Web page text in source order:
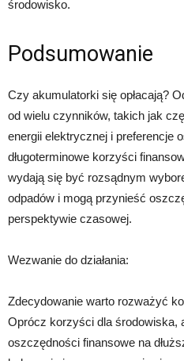
środowisko.
Podsumowanie
Czy akumulatorki się opłacają?
od wielu czynników, takich jak
energii elektrycznej i preferencje
długoterminowe korzyści
wydają się być rozsądnym
odpadów i mogą przynieść
perspektywie czasowej.
Wezwanie do działania:
Zdecydowanie warto rozważyć
Oprócz korzyści dla środowiska,
oszczędności finansowe na